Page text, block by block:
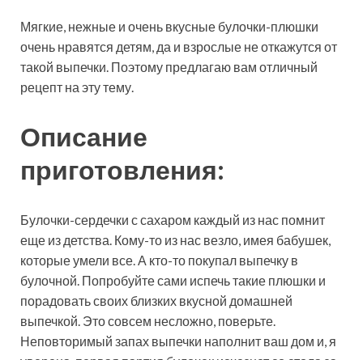
Мягкие, нежные и очень вкусные булочки-плюшки
очень нравятся детям, да и взрослые не откажутся от
такой выпечки. Поэтому предлагаю вам отличный
рецепт на эту тему.
Описание
приготовления:
Булочки-сердечки с сахаром каждый из нас помнит
еще из детства. Кому-то из нас везло, имея бабушек,
которые умели все. А кто-то покупал выпечку в
булочной. Попробуйте сами испечь такие плюшки и
порадовать своих близких вкусной домашней
выпечкой. Это совсем несложно, поверьте.
Неповторимый запах выпечки наполнит ваш дом и, я